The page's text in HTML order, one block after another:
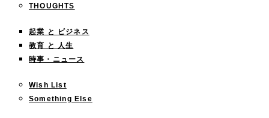
THOUGHTS
起業 と ビジネス
教育 と 人生
時事・ニュース
Wish List
Something Else